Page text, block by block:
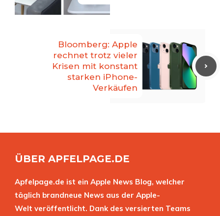
Bloomberg: Apple
rechnet trotz vieler
Krisen mit konstant
starken iPhone-
Verkäufen
ÜBER APFELPAGE.DE
Apfelpage.de ist ein Apple News Blog, welcher
täglich brandneue News aus der Apple-
Welt veröffentlicht. Dank des versierten Teams